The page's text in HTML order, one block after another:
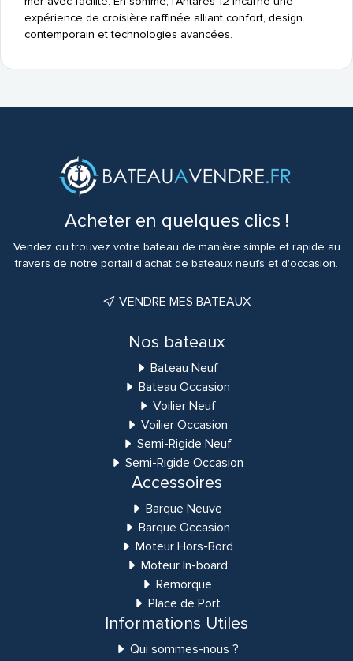
expérience de croisière raffinée alliant confort, design
contemporain et technologies avancées.
Acheter en quelques clics !
Vendez ou trouvez votre bateau de manière simple et rapide au
travers de notre portail d'achat de bateaux neufs et d'occasion.
VENDRE MES BATEAUX
Nos bateaux
Bateau Neuf
Bateau Occasion
Voilier Neuf
Voilier Occasion
Semi-Rigide Neuf
Semi-Rigide Occasion
Accessoires
Barque Neuve
Barque Occasion
Moteur Hors-Bord
Moteur In-board
Remorque
Place de Port
Informations Utiles
Qui sommes-nous ?